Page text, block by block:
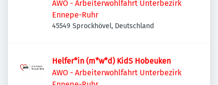
AWO - Arbeiterwohlfahrt Unterbezirk
Ennepe-Ruhr
45549 Sprockhövel, Deutschland
Helfer*in (m*w*d) KidS Hobeuken
AWO - Arbeiterwohlfahrt Unterbezirk